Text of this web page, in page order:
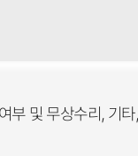
부 및 무상수리, 기